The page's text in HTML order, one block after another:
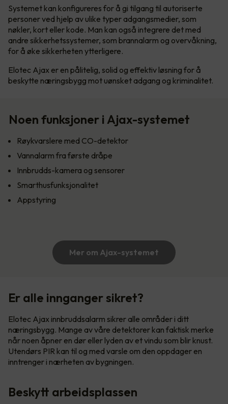
Systemet kan konfigureres for å gi tilgang til autoriserte
personer ved hjelp av ulike typer adgangsmedier, som
nøkler, kort eller kode. Man kan også integrere det med
andre sikkerhetssystemer, som brannalarm og overvåkning,
for å øke sikkerheten ytterligere.
Elotec Ajax er en pålitelig, solid og effektiv løsning for å
beskytte næringsbygg mot uønsket adgang og kriminalitet.
Noen funksjoner i Ajax-systemet
Røykvarslere med CO-detektor
Vannalarm fra første dråpe
Innbrudds-kamera og sensorer
Smarthusfunksjonalitet
Appstyring
Mer om Ajax-systemet
Er alle innganger sikret?
Elotec Ajax innbruddsalarm sikrer alle områder i ditt
næringsbygg. Mange av våre detektorer kan faktisk merke
når noen åpner en dør eller lyden av et vindu som blir knust.
Utendørs PIR kan til og med varsle om den oppdager en
inntrenger i nærheten av bygningen.
Beskytt arbeidsplassen